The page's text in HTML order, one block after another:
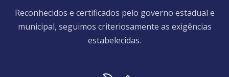
Reconhecidos e certificados pelo governo estadual e
municipal, seguimos criteriosamente as exigências
estabelecidas.